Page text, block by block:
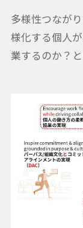
多様性つなが
様化する個人
業するのか？と